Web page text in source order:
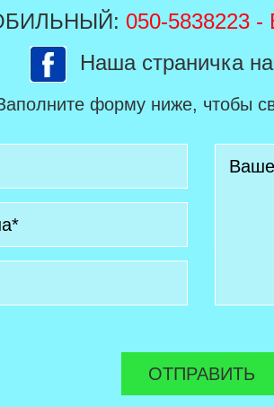
050-5838223 -
Наша страничка
форму ниже, чтобы